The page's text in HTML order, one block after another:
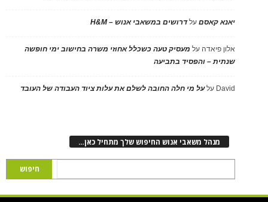
יאנא קאסםעלדרושים במשאבי אנוש – H&M
אלון פיאדה על מעסיק טעה כשכלל אחוזי משרה בחישוב ימי חופשה
שנתית – והפסיד בתביעה
David עלעל מי חלה החובה לשלם את עלות ציוד העבודה של העובד
מנהל משאבי אנוש החיפוש שלך מתחיל כאן…